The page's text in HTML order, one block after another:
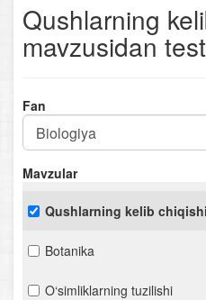
Qushlarning
mavzusidan
Fan
Mavzular
Qushlarning kelib chiqishi
Botanika
O‘simliklarning tuzilishi